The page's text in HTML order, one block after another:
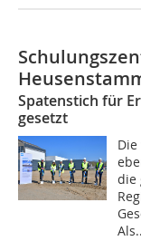
Spatenstich für
gesetzt
die